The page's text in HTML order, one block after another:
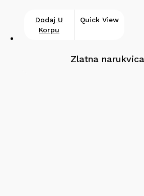
Dodaj U
Korpu
Quick View
Zlatna narukvica